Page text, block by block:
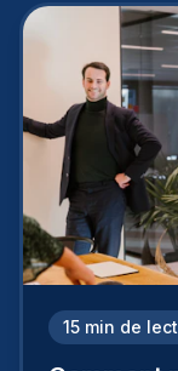
15 min de